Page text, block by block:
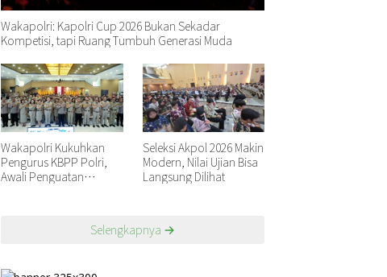
Wakapolri: Kapolri Cup 2026 Bukan Sekadar
Kompetisi, tapi Ruang Tumbuh Generasi Muda
Wakapolri Kukuhkan
Pengurus KBPP Polri,
Awali Penguatan
Seleksi Akpol 2026 Makin
Modern, Nilai Ujian Bisa
Langsung Dilihat
Selengkapnya